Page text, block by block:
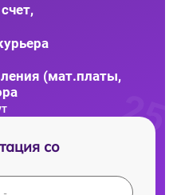
(мат.платы,
со